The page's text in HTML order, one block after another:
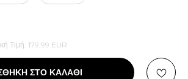
Τιμή: 179,99 EUR
ΣΤΟ ΚΑΛΑΘΙ